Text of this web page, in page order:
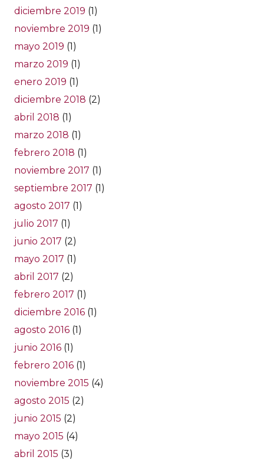
diciembre 2019 (1)
noviembre 2019 (1)
mayo 2019 (1)
marzo 2019 (1)
enero 2019 (1)
diciembre 2018 (2)
abril 2018 (1)
marzo 2018 (1)
febrero 2018 (1)
noviembre 2017 (1)
septiembre 2017 (1)
agosto 2017 (1)
julio 2017 (1)
junio 2017 (2)
mayo 2017 (1)
abril 2017 (2)
febrero 2017 (1)
diciembre 2016 (1)
agosto 2016 (1)
junio 2016 (1)
febrero 2016 (1)
noviembre 2015 (4)
agosto 2015 (2)
junio 2015 (2)
mayo 2015 (4)
abril 2015 (3)